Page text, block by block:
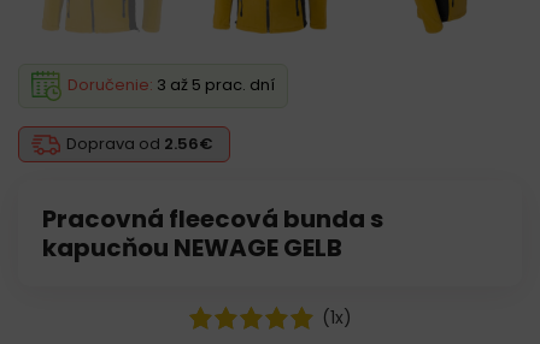
Pracovná fleecová bunda s
kapucňou NEWAGE GELB
Doprava od 2.56€
Doručenie: 3 až 5 prac. dní
(1x)